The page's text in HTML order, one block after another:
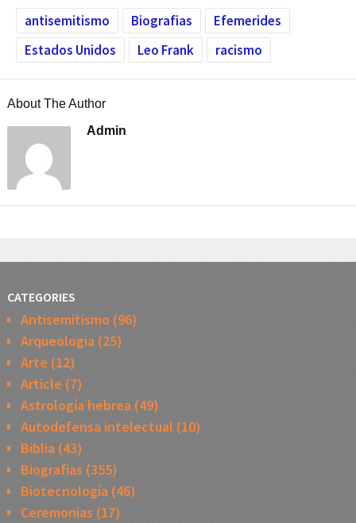
antisemitismo Biografias
Efemerides
Estados Unidos
Leo Frank racismo
About The Author
Admin
CATEGORIES
Antisemitismo (96)
Arqueologia(25)
Arte (12)
Article (7)
Astrología hebrea(49)
Autodefensa intelectual (10)
Biblia(43)
Biografias (355)
Biotecnología(46)
Ceremonias (17)